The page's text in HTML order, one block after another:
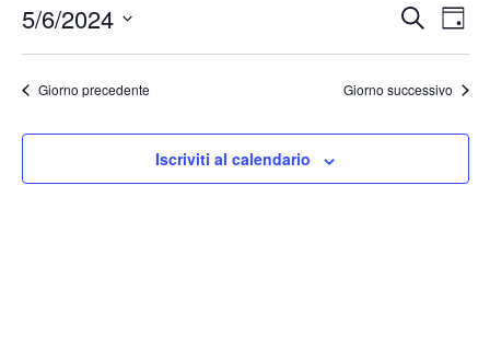
Eventi
e
viste
Cerca
5/6/2024
data.
Giorno precedente Giorno successivo
Iscriviti al calendario